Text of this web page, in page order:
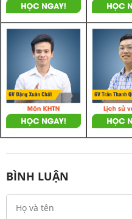
BÌNH LUẬN